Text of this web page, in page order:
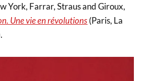
York, Farrar, Straus and Giroux,
Une vie en révolutions(Paris, La